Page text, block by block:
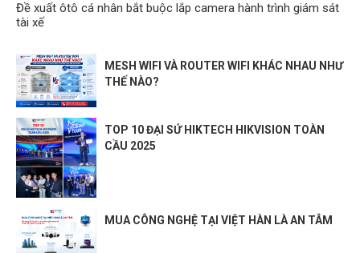
Đề xuất ôtô cá nhân bắt buộc lắp camera hành trình giám sát
tài xế
MESH WIFI VÀ ROUTER WIFI KHÁC NHAU NHƯ
THẾ NÀO?
TOP 10 ĐẠI SỨ HIKTECH HIKVISION TOÀN
CẦU 2025
MUA CÔNG NGHỆ TẠI VIỆT HÀN LÀ AN TÂM